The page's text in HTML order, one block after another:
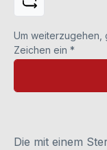
Um
Zeichen ein *
Die mit einem